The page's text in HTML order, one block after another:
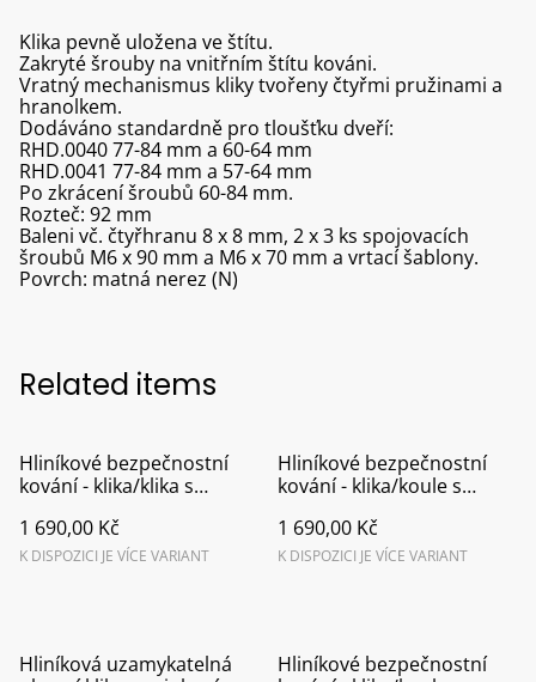
Klika pevně uložena ve štítu.
Zakryté šrouby na vnitřním štítu kováni.
Vratný mechanismus kliky tvořeny čtyřmi pružinami a
hranolkem.
Dodáváno standardně pro tloušťku dveří:
RHD.0040 77-84 mm a 60-64 mm
RHD.0041 77-84 mm a 57-64 mm
Po zkrácení šroubů 60-84 mm.
Rozteč: 92 mm
Baleni vč. čtyřhranu 8 x 8 mm, 2 x 3 ks spojovacích
šroubů M6 x 90 mm a M6 x 70 mm a vrtací šablony.
Povrch: matná nerez (N)
Related items
Hliníkové bezpečnostní
kování - klika/klika s
1 690,00 Kč
K DISPOZICI JE VÍCE VARIANT
Hliníkové bezpečnostní
kování - klika/koule s
1 690,00 Kč
K DISPOZICI JE VÍCE VARIANT
Hliníková uzamykatelná
Hliníkové bezpečnostní